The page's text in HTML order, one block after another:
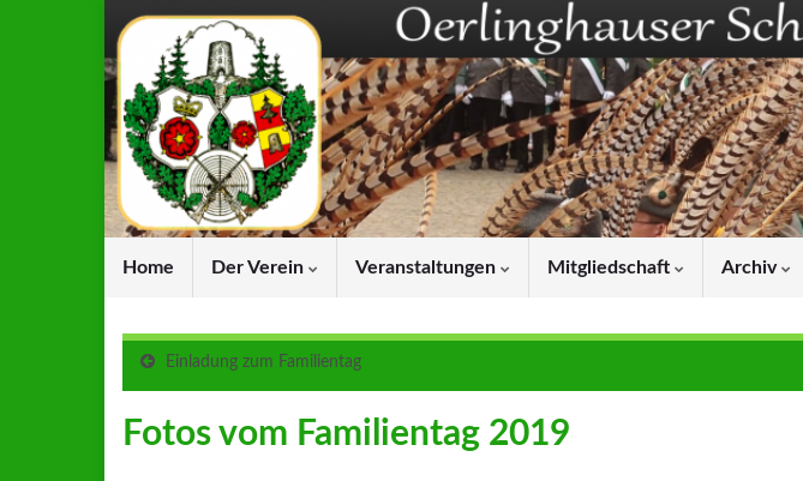
Home Der Verein Veranstaltungen Mitgliedschaft Archiv
Einladung zum Familientag
Fotos vom Familientag 2019